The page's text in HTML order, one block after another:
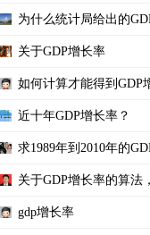
为什么统计局给出的
关于GDP增长率
如何计算才能得到GDP
近十年GDP增长率？
求1989年到2010年的
关于GDP增长率的算法
gdp增长率